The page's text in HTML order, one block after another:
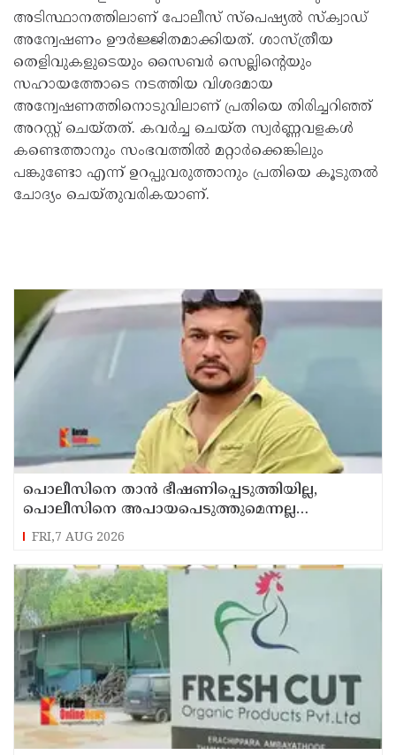
അടിസ്ഥാനത്തിലാണ് പോലീസ് സ്‌പെഷ്യല്‍ സ്‌ക്വാഡ്
അന്വേഷണം ഊര്‍ജ്ജിതമാക്കിയത്. ശാസ്ത്രീയ
തെളിവുകളുടെയും സൈബര്‍ സെല്ലിന്റെയും
സഹായത്തോടെ നടത്തിയ വിശദമായ
അന്വേഷണത്തിനൊടുവിലാണ് പ്രതിയെ തിരിച്ചറിഞ്ഞ്
അറസ്റ്റ് ചെയ്തത്. കവര്‍ച്ച ചെയ്ത സ്വര്‍ണ്ണവളകള്‍
കണ്ടെത്താനും സംഭവത്തില്‍ മറ്റാര്‍ക്കെങ്കിലും
പങ്കുണ്ടോ എന്ന് ഉറപ്പുവരുത്താനും പ്രതിയെ കൂടുതല്‍
ചോദ്യം ചെയ്തുവരികയാണ്.
പൊലീസിനെ താന്‍ ഭീഷണിപ്പെടുത്തിയില്ല,
പൊലീസിനെ അപായപെടുത്തുമെന്നല്ല
സര്‍വീസില്‍ തുടരാന്‍ അനുവദിക്കില്ലെന്നാണ്
പറഞ്ഞത് ; വിശദീകരണവുമായി അര്‍ജുന്‍
ആയങ്കി
FRI,7 AUG 2026